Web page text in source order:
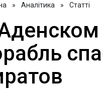
» Аналітика » Статті